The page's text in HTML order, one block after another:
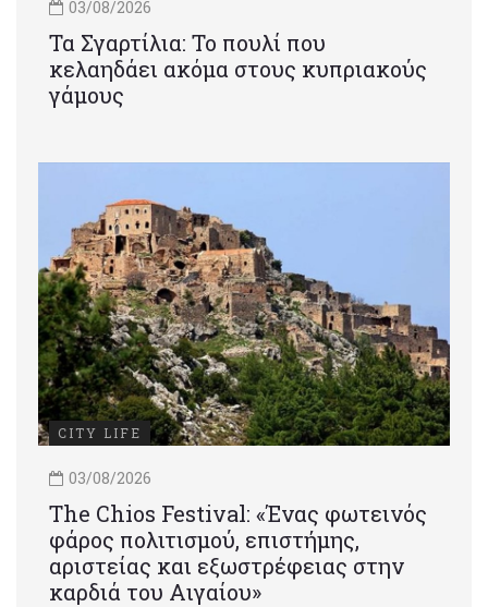
03/08/2026
Τα Σγαρτίλια: Το πουλί που
κελαηδάει ακόμα στους κυπριακούς
γάμους
CITY LIFE
03/08/2026
Τhe Chios Festival: «Ένας φωτεινός
φάρος πολιτισμού, επιστήμης,
αριστείας και εξωστρέφειας στην
καρδιά του Αιγαίου»